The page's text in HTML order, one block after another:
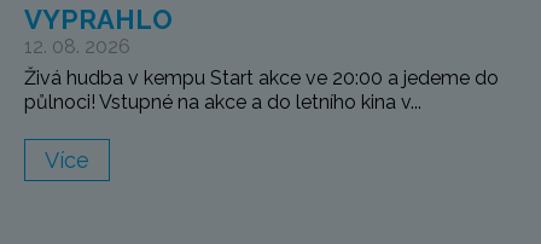
VYPRAHLO
12. 08. 2026
Živá hudba v kempu Start akce ve 20:00 a jedeme do
půlnoci! Vstupné na akce a do letního kina v...
Více